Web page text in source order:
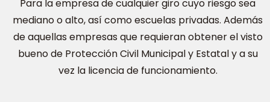
Para la empresa de cualquier giro cuyo riesgo sea
mediano o alto, así como escuelas privadas. Además
de aquellas empresas que requieran obtener el visto
bueno de Protección Civil Municipal y Estatal y a su
vez la licencia de funcionamiento.